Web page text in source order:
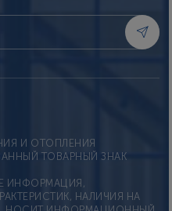
И ОТОПЛЕНИЯ
ТОВАРНЫЙ ЗНАК
ИНФОРМАЦИЯ,
НАЛИЧИЯ НА